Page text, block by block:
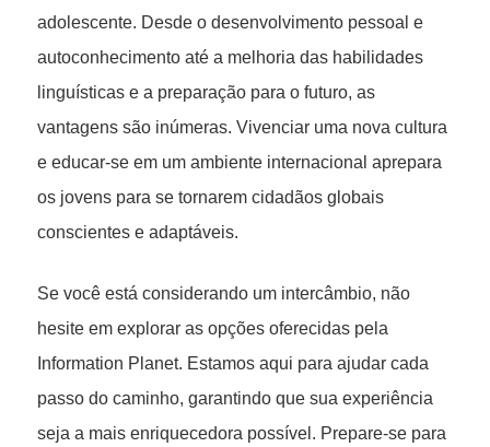
adolescente. Desde o desenvolvimento pessoal e
autoconhecimento até a melhoria das habilidades
linguísticas e a preparação para o futuro, as
vantagens são inúmeras. Vivenciar uma nova cultura
e educar-se em um ambiente internacional aprepara
os jovens para se tornarem cidadãos globais
conscientes e adaptáveis.
Se você está considerando um intercâmbio, não
hesite em explorar as opções oferecidas pela
Information Planet. Estamos aqui para ajudar cada
passo do caminho, garantindo que sua experiência
seja a mais enriquecedora possível. Prepare-se para